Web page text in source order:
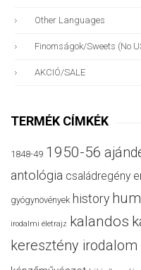
Other Languages
Finomságok/sweets (no
AKCIÓ/SALE
TERMÉK CÍMKÉK
1848-49 1950-56
antológia családregény
gyógynövények history
irodalmi életrajz kalandos
keresztény irodalom